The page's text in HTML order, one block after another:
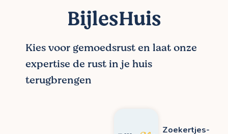
BijlesHuis
Kies voor gemoedsrust en laat onze
expertise de rust in je huis
terugbrengen
Zoekertjes-